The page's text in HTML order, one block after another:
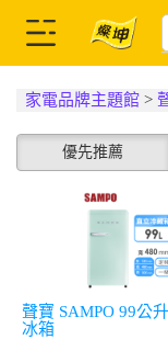
家電品牌主題館 >
優先推薦
聲寶 SAMPO 99公
冰箱